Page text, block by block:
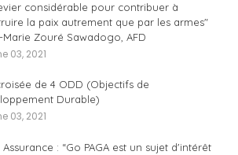
considérable pour contribuer à
la paix autrement que par les armes"
Marie Zouré Sawadogo, AFD
03, 2021
de 4 ODD (Objectifs de
Durable)
03, 2021
Assurance : “Go PAGA est un sujet d'intérêt